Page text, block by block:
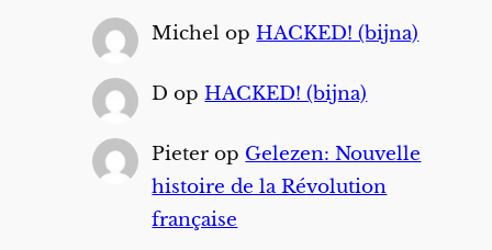
Michel opHACKED! (bijna)
D opHACKED! (bijna)
Pieter op Gelezen: Nouvelle
histoire de la Révolution
française